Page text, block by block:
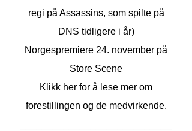
regi på Assassins, som spilte på
DNS tidligere i år)
Norgespremiere 24. november på
Store Scene
Klikk her for å lese mer om
forestillingen og de medvirkende.